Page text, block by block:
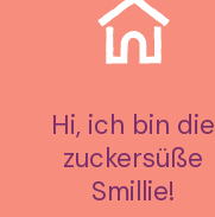
Hi, ich bin die
zuckersüße
Smillie!